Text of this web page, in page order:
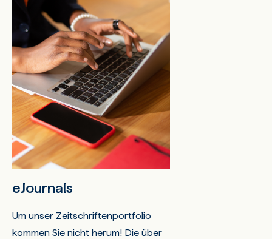
eJournals
Um unser Zeitschriftenportfolio
kommen Sie nicht herum! Die über